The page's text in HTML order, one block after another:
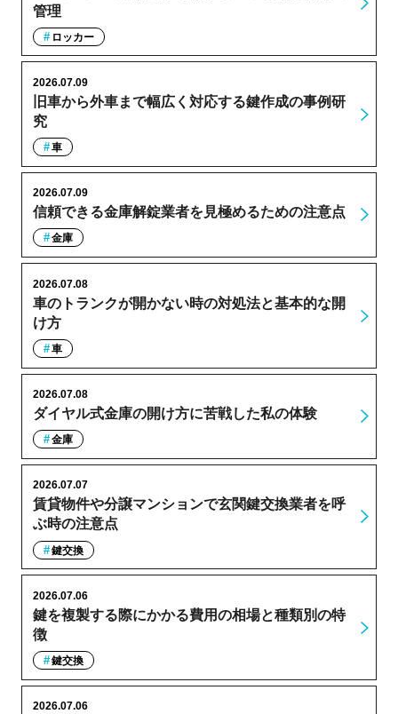
管理
ロッカー
旧車から外車まで幅広く対応する鍵作成の事例研
究
2026.07.09
車
信頼できる金庫解錠業者を見極めるための注意点
2026.07.09
金庫
車のトランクが開かない時の対処法と基本的な開
け方
2026.07.08
車
ダイヤル式金庫の開け方に苦戦した私の体験
2026.07.08
金庫
賃貸物件や分譲マンションで玄関鍵交換業者を呼
ぶ時の注意点
2026.07.07
鍵交換
鍵を複製する際にかかる費用の相場と種類別の特
徴
2026.07.06
鍵交換
2026.07.06